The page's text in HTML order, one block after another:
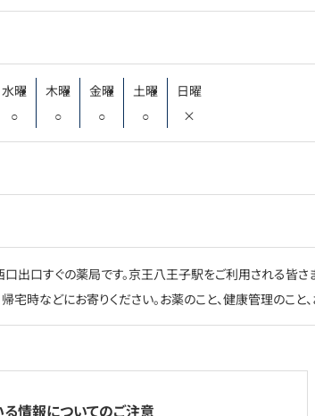
水曜
○
木曜
○
金曜
○
土曜
○
日曜
×
口出口すぐの薬局です。京王八王子駅をご利用される皆
宅時などにお寄りください。お薬のこと、健康管理のこと
情報についてのご注意